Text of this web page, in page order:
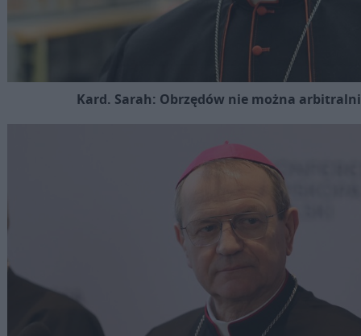
Kard. Sarah: Obrzędów nie można